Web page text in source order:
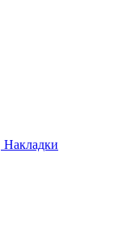
Накладки